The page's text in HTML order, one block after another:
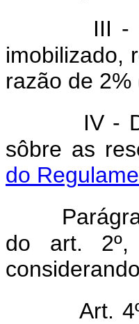
III -
imobilizado,
razão de
IV -
sôbre as
do
do art. 2º,
Art.